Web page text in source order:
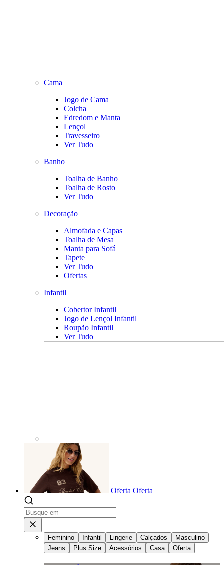
Cama
Jogo de Cama
Colcha
Edredom e Manta
Lençol
Travesseiro
Ver Tudo
Banho
Toalha de Banho
Toalha de Rosto
Ver Tudo
Decoração
Almofada e Capas
Toalha de Mesa
Manta para Sofá
Tapete
Ver Tudo
Ofertas
Infantil
Cobertor Infantil
Jogo de Lençol Infantil
Roupão Infantil
Ver Tudo
Oferta Oferta
Feminino Infantil Lingerie Calçados
Masculino
Jeans
Plus Size Acessórios Casa Oferta